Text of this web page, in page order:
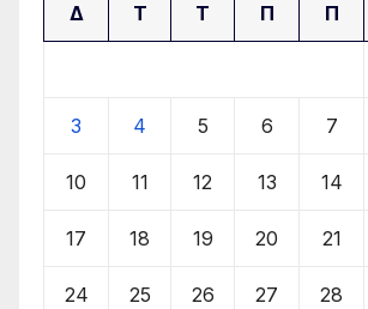
Δ Τ Τ Π Π
3 4 5 6 7
10 11 12 13 14
17 18 19 20 21
24 25 26 27 28